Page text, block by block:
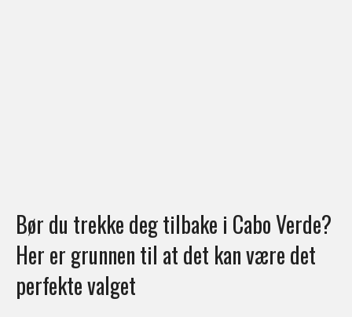
Bør du trekke deg tilbake i Cabo Verde?
Her er grunnen til at det kan være det
perfekte valget